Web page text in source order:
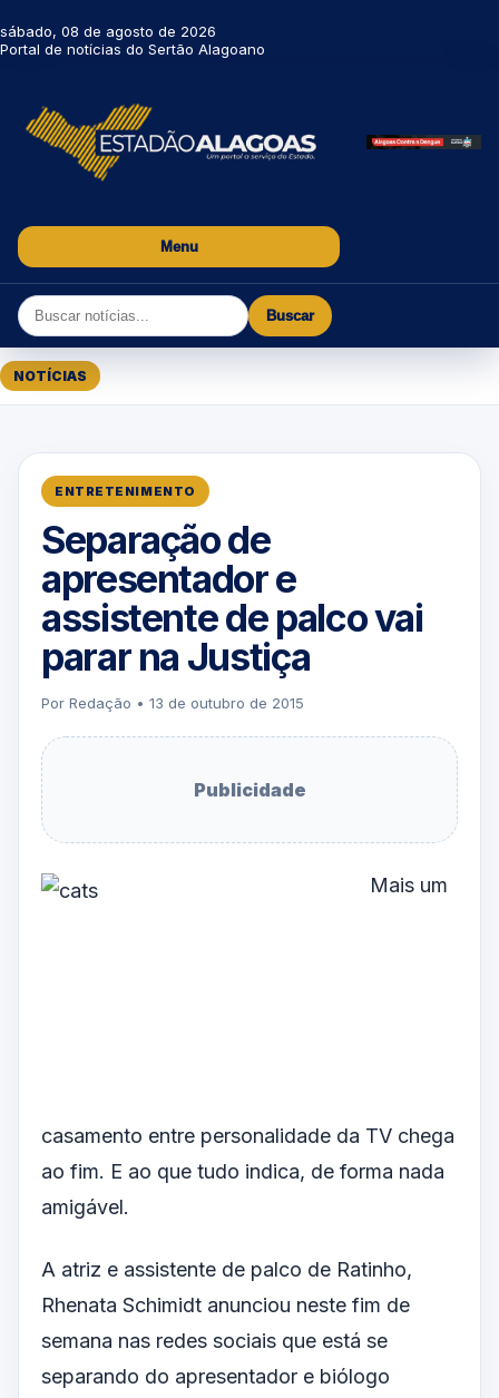
sábado, 08 de agosto de 2026
Portal de notícias do Sertão Alagoano
Menu
Buscar
NOTÍCIAS
ENTRETENIMENTO
Separação de
apresentador e
assistente de palco vai
parar na Justiça
Por Redação • 13 de outubro de 2015
Publicidade
Mais um
casamento entre personalidade da TV chega
ao fim. E ao que tudo indica, de forma nada
amigável.
A atriz e assistente de palco de Ratinho,
Rhenata Schimidt anunciou neste fim de
semana nas redes sociais que está se
separando do apresentador e biólogo